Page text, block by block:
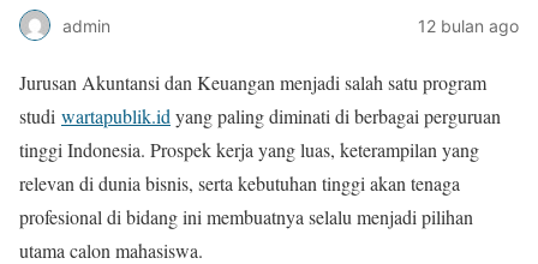
admin 12 bulan ago
Jurusan Akuntansi dan Keuangan menjadi salah satu program
studi wartapublik.id yang paling diminati di berbagai perguruan
tinggi Indonesia. Prospek kerja yang luas, keterampilan yang
relevan di dunia bisnis, serta kebutuhan tinggi akan tenaga
profesional di bidang ini membuatnya selalu menjadi pilihan
utama calon mahasiswa.